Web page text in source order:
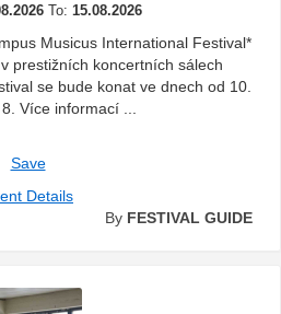
To: 15.08.2026
Musicus International Festival*
prestižních koncertních sálech
se bude konat ve dnech od 10.
Více informací ...
Save
Details
By FESTIVAL GUIDE